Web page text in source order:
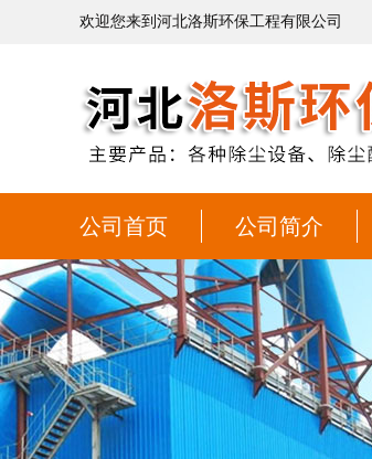
欢迎您来到河北洛斯环保工程有限公司
公司首页 公司简介